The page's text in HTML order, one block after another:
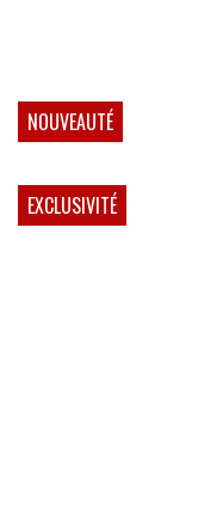
EXCLUSIVITÉ
NOUVEAUTÉ